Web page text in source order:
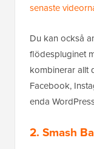
senaste
Du kan också
flödespluginet
kombinerar allt
Facebook,
enda
2. Smash